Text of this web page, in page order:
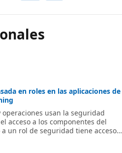
en roles en las aplicaciones de
operaciones usan la seguridad
acceso a los componentes del
un rol de seguridad tiene acceso